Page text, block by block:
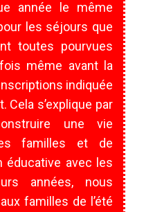
année le même
les séjours que
toutes pourvues
même avant la
indiquée
Cela s’explique par
une vie
familles et de
éducative avec les
années, nous
familles de l’été